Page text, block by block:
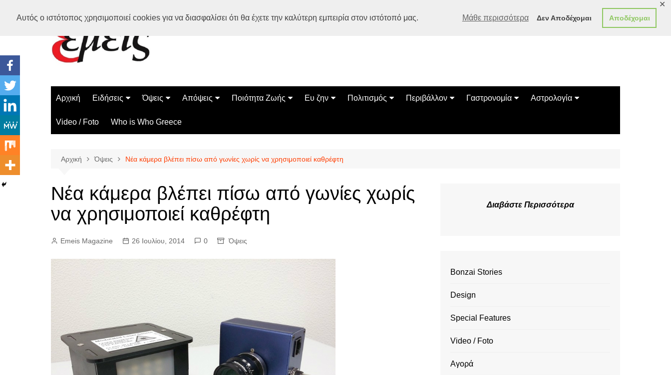
Αυτός ο ιστότοπος χρησιμοποιεί cookies για να διασφαλίσει ότι θα έχετε την καλύτερη εμπειρία στον ιστότοπό μας. Μάθε περισσότερα Δεν Αποδέχομαι Αποδέχομαι
✕
Αρχική Ειδήσεις
Ελλάδα
Διεθνή
Όψεις
Διάστημα
Επιστήμη
Περίεργα
Απόψεις
Αρθρογραφία
Ποιότητα Ζωής
Ασκηση
Ευ ζην
Αυτοβελτίωση
Πολιτισμός
Εκδηλώσεις
Bonsai Stories
Περιβάλλον
Οικολογία
Γαστρονομία
Συνταγές
Αστρολογία
Κινέζικο Ωροσκόπιο
Video / Foto Who is Who Greece
Αρχική Όψεις Νέα κάμερα βλέπει πίσω από γωνίες χωρίς να χρησιμοποιεί καθρέφτη
Νέα κάμερα βλέπει πίσω από γωνίες χωρίς
να χρησιμοποιεί καθρέφτη
Emeis Magazine 26 Ιουλίου, 2014 0 Όψεις
Διαβάστε Περισσότερα
Bonzai Stories
Design
Special Features
Video / Foto
Αγορά